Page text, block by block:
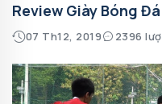
Review Giày Bóng Đá
07 Th12, 2019 2396